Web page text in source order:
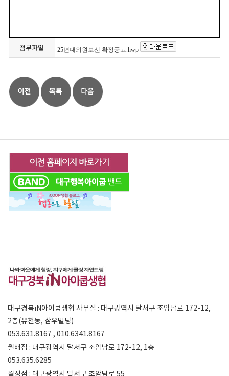
첨부파일 25년대의원보선 확정공고.hwp
대구경북iN아이쿱생협 사무실 : 대구광역시 달서구 조암남로 172-12,
2층(유천동, 삼우빌딩)
053.631.8167 , 010.6341.8167
월배점 : 대구광역시 달서구 조암남로 172-12, 1층
053.635.6285
월성점 : 대구광역시 달서구 조암남로 55